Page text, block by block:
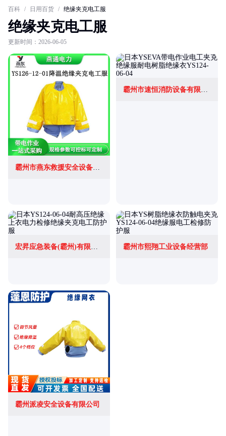
百科 / 日用百货 / 绝缘夹克电工服
绝缘夹克电工服
更新时间：2026-06-05
霸州市燕东救援安全设备有限公司
霸州市速恒消防设备有限公司
宏昇应急装备(霸州)有限公司 霸州市熙翔工业设备经营部
霸州派凌安全设备有限公司